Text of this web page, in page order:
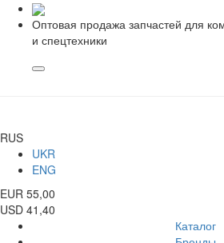
Оптовая продажа запчастей для
и спецтехники
RUS
UKR
ENG
EUR 55,00
USD 41,40
Каталог